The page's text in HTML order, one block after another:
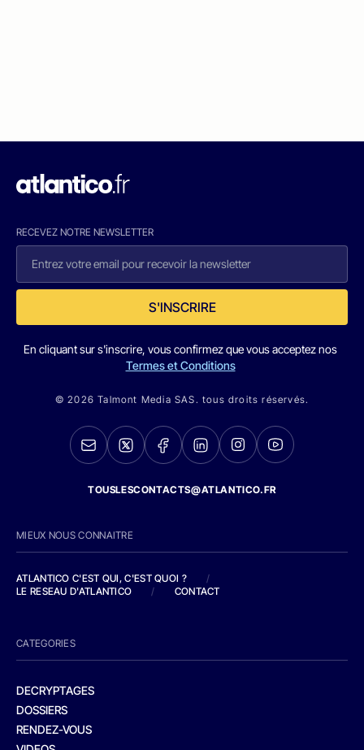
RECEVEZ NOTRE NEWSLETTER
S'INSCRIRE
En cliquant sur s'inscrire, vous confirmez que vous acceptez nos
Termes et Conditions
© 2026 Talmont Media SAS. tous droits réservés.
TOUSLESCONTACTS@ATLANTICO.FR
MIEUX NOUS CONNAITRE
ATLANTICO C'EST QUI, C'EST QUOI ?
/
LE RESEAU D'ATLANTICO
/ CONTACT
CATEGORIES
DECRYPTAGES
DOSSIERS
RENDEZ-VOUS